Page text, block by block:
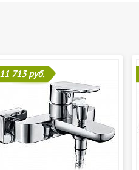
11 713 руб.